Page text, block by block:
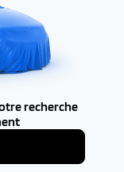
recherche